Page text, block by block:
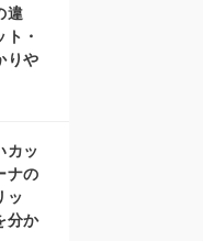
違
・
りや
カッ
ナの
ッ
分か